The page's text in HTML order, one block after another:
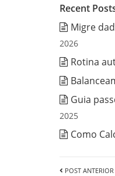
Recent
Migre
2026
Rotina
Guia
2025
Como
POST ANTERIOR